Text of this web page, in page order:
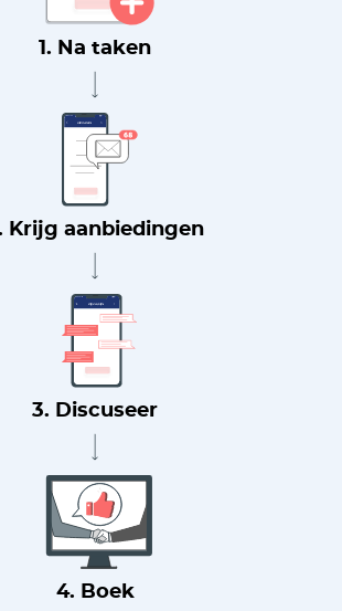
1. Na taken
Krijg aanbiedingen
3. Discuseer
4. Boek